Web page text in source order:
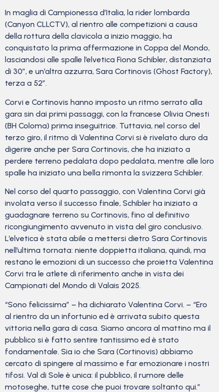
In maglia di Campionessa d’Italia, la rider lombarda
(Canyon CLLCTV), al rientro alle competizioni a causa
della rottura della clavicola a inizio maggio, ha
conquistato la prima affermazione in Coppa del Mondo,
lasciandosi alle spalle l’elvetica Fiona Schibler, distanziata
di 30”, e un’altra azzurra, Sara Cortinovis (Ghost Factory),
terza a 52”.
Corvi e Cortinovis hanno imposto un ritmo serrato alla
gara sin dai primi passaggi, con la francese Olivia Onesti
(BH Coloma) prima inseguitrice. Tuttavia, nel corso del
terzo giro, il ritmo di Valentina Corvi si è rivelato duro da
digerire anche per Sara Cortinovis, che ha iniziato a
perdere terreno pedalata dopo pedalata, mentre alle loro
spalle ha iniziato una bella rimonta la svizzera Schibler.
Nel corso del quarto passaggio, con Valentina Corvi già
involata verso il successo finale, Schibler ha iniziato a
guadagnare terreno su Cortinovis, fino al definitivo
ricongiungimento avvenuto in vista del giro conclusivo.
L’elvetica è stata abile a mettersi dietro Sara Cortinovis
nell’ultima tornata: niente doppietta italiana, quindi, ma
restano le emozioni di un successo che proietta Valentina
Corvi tra le atlete di riferimento anche in vista dei
Campionati del Mondo di Valais 2025.
“Sono felicissima” – ha dichiarato Valentina Corvi. – “Ero
al rientro da un infortunio ed è arrivata subito questa
vittoria nella gara di casa. Siamo ancora al mattino ma il
pubblico si è fatto sentire tantissimo ed è stato
fondamentale. Sia io che Sara (Cortinovis) abbiamo
cercato di spingere al massimo e far emozionare i nostri
tifosi. Val di Sole è unica: il pubblico, il rumore delle
motoseghe, tutte cose che puoi trovare soltanto qui.”